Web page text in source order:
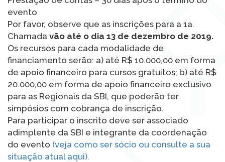
evento
Por favor, observe que as inscrições para a 1a.
Chamada vão até o dia 13 de dezembro de 2019.
Os recursos para cada modalidade de
financiamento serão: a) até R$ 10.000,00 em forma
de apoio financeiro para cursos gratuitos; b) até R$
20.000,00 em forma de apoio financeiro exclusivo
para as Regionais da SBI, que poderão ter
simpósios com cobrança de inscrição.
Para participar o inscrito deve ser associado
adimplente da SBI e integrante da coordenação
do evento (veja como ser sócio ou consulte a sua
situação atual aqui).